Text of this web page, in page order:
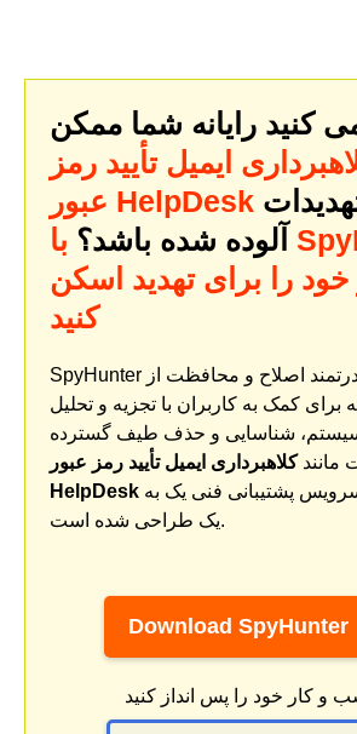
می کنید رایانه شما ممکن
ایمیل تأیید رمز
عبور HelpDesk
آلوده شده باشد؟ با SpyHunter
خود را برای تهدید اسکن
کنید
SpyHunter یک ابزار قدرتمند اصلاح و محافظت از
برای کمک به کاربران با تجزیه و تحلیل
سیستم، شناسایی و حذف طیف گسترده
مانندکلاهبرداری ایمیل تأیید رمز عبور
HelpDesk
یک طراحی شده است.
Download SpyHunter